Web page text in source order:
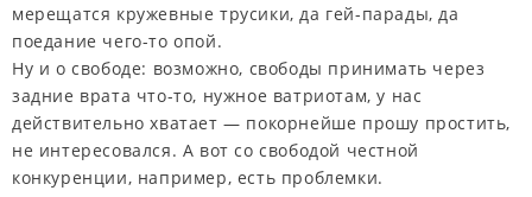
мерещатся кружевные трусики, да гей-парады, да
поедание чего-то опой.
Ну и о свободе: возможно, свободы принимать через
задние врата что-то, нужное ватриотам, у нас
действительно хватает — покорнейше прошу простить,
не интересовался. А вот со свободой честной
конкуренции, например, есть проблемки.